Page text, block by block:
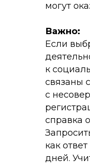
могут
Важно:
Если
к
связаны
с
справка
как
дней.